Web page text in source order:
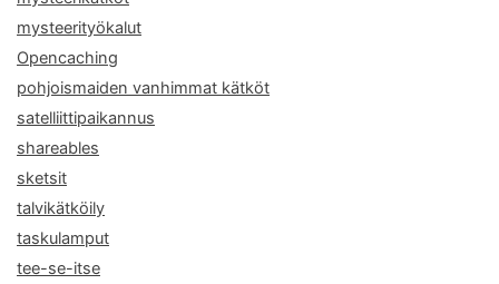
mysteerityökalut
Opencaching
pohjoismaiden vanhimmat kätköt
satelliittipaikannus
shareables
sketsit
talvikätköily
taskulamput
tee-se-itse